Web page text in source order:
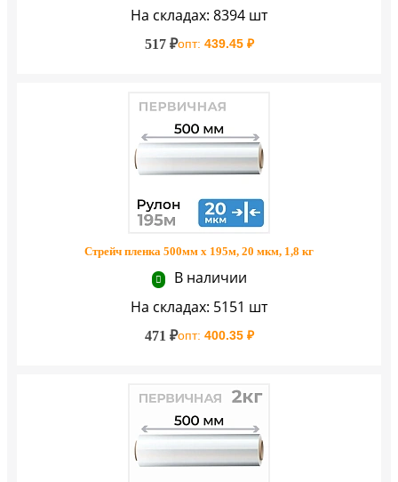
На складах: 8394 шт
517 ₽опт: 439.45 ₽
Стрейч пленка 500мм х 195м, 20 мкм, 1,8 кг
В наличии
На складах: 5151 шт
471 ₽опт: 400.35 ₽